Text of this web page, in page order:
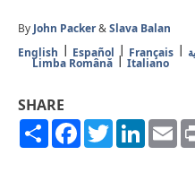
By John Packer&Slava Balan
English
Español Français
Limba Română Italiano
SHARE
ShareFacebook
Twitter